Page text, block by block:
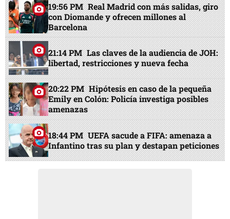
19:56 PM Real Madrid con más salidas, giro
con Diomande y ofrecen millones al
Barcelona
21:14 PM Las claves de la audiencia de JOH:
libertad, restricciones y nueva fecha
20:22 PM Hipótesis en caso de la pequeña
Emily en Colón: Policía investiga posibles
amenazas
18:44 PM UEFA sacude a FIFA: amenaza a
Infantino tras su plan y destapan peticiones